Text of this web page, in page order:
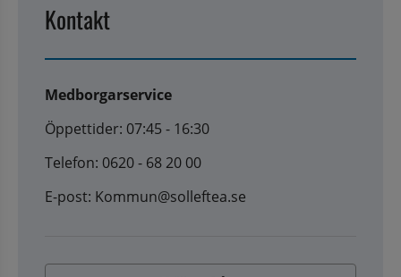
Kontakt
Medborgarservice
Öppettider: 07:45 - 16:30
Telefon: 0620 - 68 20 00
E-post: Kommun@solleftea.se